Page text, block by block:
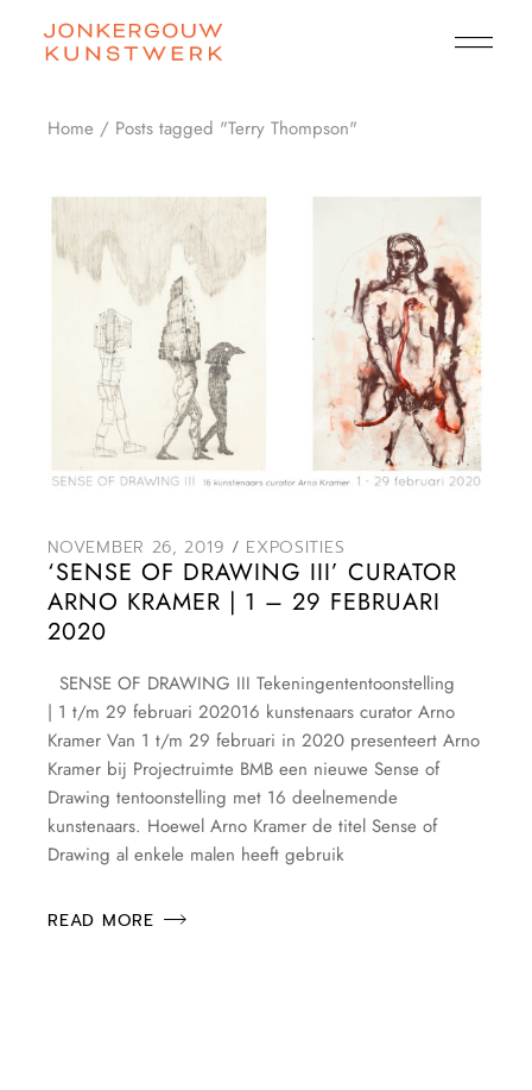
content
Home Posts tagged "Terry Thompson"
NOVEMBER 26, 2019 EXPOSITIES
‘SENSE OF DRAWING III’ CURATOR
ARNO KRAMER | 1 – 29 FEBRUARI
2020
SENSE OF DRAWING III Tekeningententoonstelling
| 1 t/m 29 februari 202016 kunstenaars curator Arno
Kramer Van 1 t/m 29 februari in 2020 presenteert Arno
Kramer bij Projectruimte BMB een nieuwe Sense of
Drawing tentoonstelling met 16 deelnemende
kunstenaars. Hoewel Arno Kramer de titel Sense of
Drawing al enkele malen heeft gebruik
READ MORE